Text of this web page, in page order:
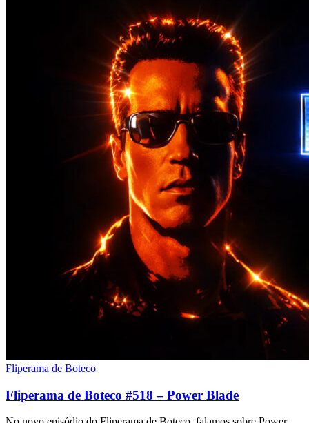
Fliperama de Boteco
Fliperama de Boteco #518 – Power Blade